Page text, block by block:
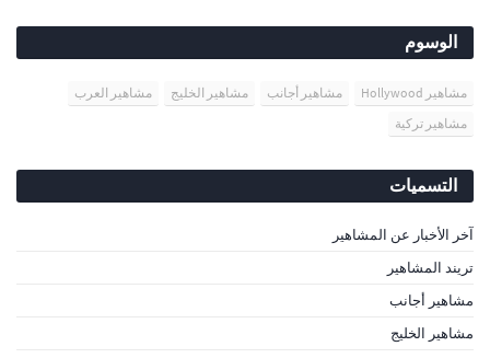
الوسوم
مشاهير Hollywood مشاهير أجانب مشاهير الخليج
مشاهير العرب
مشاهير تركية
التسميات
آخر الأخبار عن المشاهير
تريند المشاهير
مشاهير أجانب
مشاهير الخليج